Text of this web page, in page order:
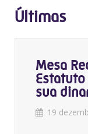
Últimas
Mesa
sua
19